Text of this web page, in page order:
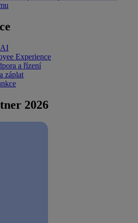
AI
Experience
a řízení
záplat
2026